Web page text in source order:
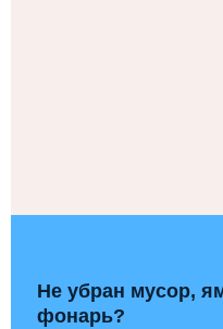
Не убран мусор,
фонарь?